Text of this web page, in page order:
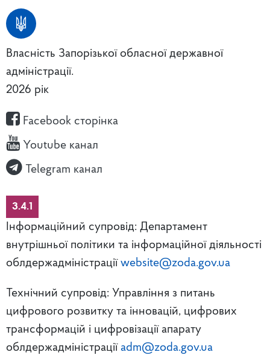
Власність Запорізької обласної державної
адміністрації.
2026 рік
Facebook сторінка
Youtube канал
Telegram канал
3.4.1
Інформаційний супровід: Департамент
внутрішньої політики та інформаційної діяльності
облдержадміністрації website@zoda.gov.ua
Технічний супровід: Управління з питань
цифрового розвитку та інновацій, цифрових
трансформацій і цифровізації апарату
облдержадміністрації adm@zoda.gov.ua